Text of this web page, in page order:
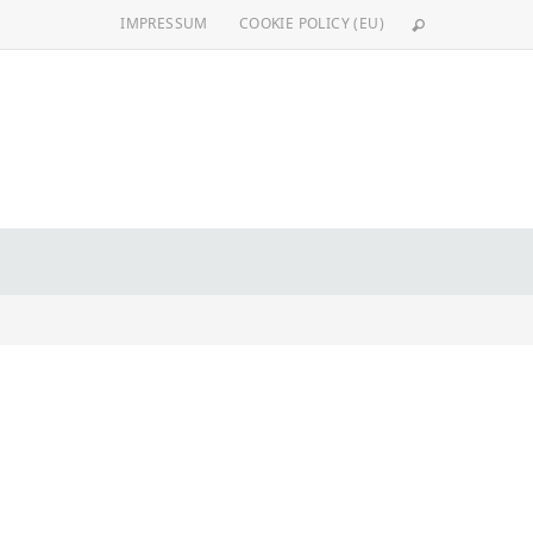
IMPRESSUM COOKIE POLICY (EU)